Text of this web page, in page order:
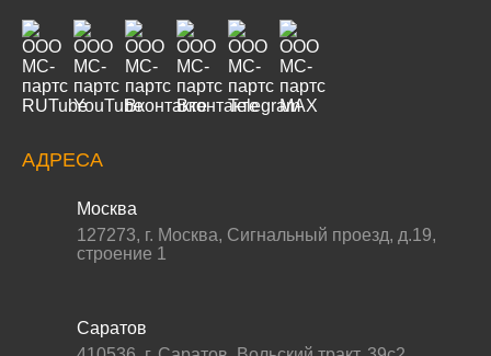
АДРЕСА
Москва
127273, г. Москва, Сигнальный проезд, д.19,
строение 1
Саратов